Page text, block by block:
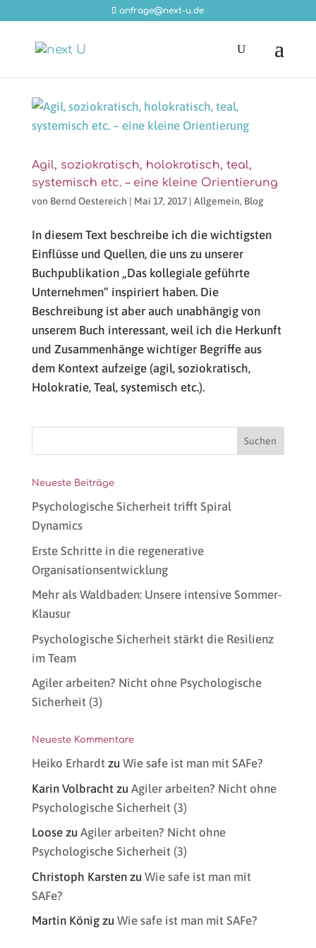
anfrage@next-u.de
Agil, soziokratisch, holokratisch, teal,
systemisch etc. – eine kleine Orientierung
von Bernd Oestereich | Mai 17, 2017| Allgemein, Blog
In diesem Text beschreibe ich die wichtigsten
Einflüsse und Quellen, die uns zu unserer
Buchpublikation „Das kollegiale geführte
Unternehmen“ inspiriert haben. Die
Beschreibung ist aber auch unabhängig von
unserem Buch interessant, weil ich die Herkunft
und Zusammenhänge wichtiger Begriffe aus
dem Kontext aufzeige (agil, soziokratisch,
Holokratie, Teal, systemisch etc.).
Neueste Beiträge
Psychologische Sicherheit trifft Spiral
Dynamics
Erste Schritte in die regenerative
Organisationsentwicklung
Mehr als Waldbaden: Unsere intensive Sommer-
Klausur
Psychologische Sicherheit stärkt die Resilienz
im Team
Agiler arbeiten? Nicht ohne Psychologische
Sicherheit (3)
Neueste Kommentare
Heiko Erhardtzu Wie safe ist man mit SAFe?
Karin Volbrachtzu Agiler arbeiten? Nicht ohne
Psychologische Sicherheit (3)
Loosezu Agiler arbeiten? Nicht ohne
Psychologische Sicherheit (3)
Christoph Karstenzu Wie safe ist man mit
SAFe?
Martin Königzu Wie safe ist man mit SAFe?